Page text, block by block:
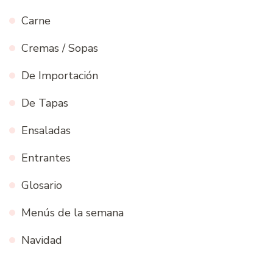
Carne
Cremas / Sopas
De Importación
De Tapas
Ensaladas
Entrantes
Glosario
Menús de la semana
Navidad